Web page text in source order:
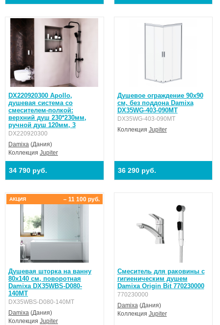
DX220920300 Apollo,
душевая система со
смесителем-полкой:
верхний душ 230*230мм,
ручной душ 120мм, 3
DX220920300
Damixa (Дания)
Коллекция Jupiter
34 790 руб.
Душевое ограждение 90х90
см, без поддона Damixa
DX35WG-403-090MT
DX35WG-403-090MT
Коллекция Jupiter
36 290 руб.
Душевая шторка на ванну
80х140 см, поворотная
Damixa DX35WBS-D080-
140MT
DX35WBS-D080-140MT
Damixa (Дания)
Коллекция Jupiter
– 11 100 руб.
АКЦИЯ
Смеситель для раковины с
гигиеническим душем
Damixa Origin Bit 770230000
770230000
Damixa(Дания)
Коллекция Jupiter